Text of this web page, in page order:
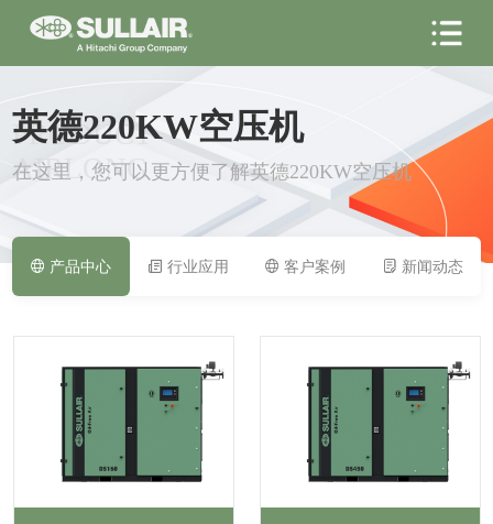
PRODUCT
AIRLONG
英德220KW空压机
在这里，您可以更方便了解英德220KW空压机
产品中心 行业应用 客户案例 新闻动态